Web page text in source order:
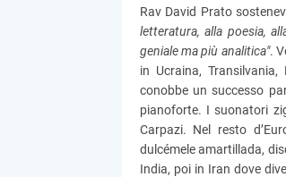
Rav David Prato
letteratura, alla poesia,
geniale ma più analitica".
in Ucraina,
conobbe un successo
pianoforte. I suonatori
Carpazi. Nel resto
dulcémele amartillada,
India, poi in Iran dove